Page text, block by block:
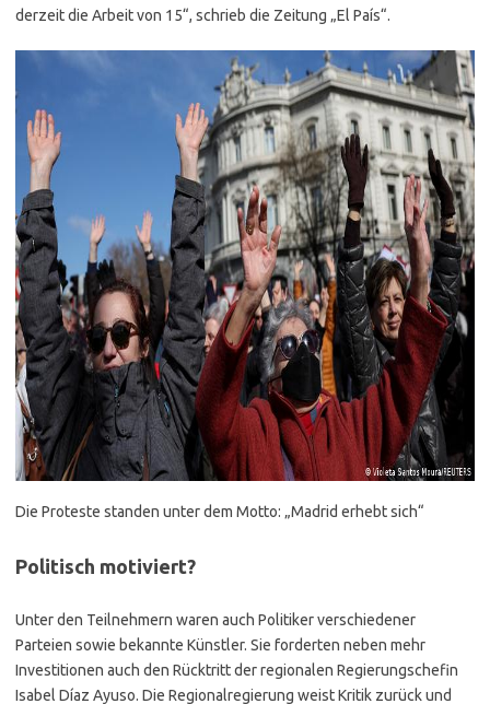
derzeit die Arbeit von 15“, schrieb die Zeitung „El País“.
Die Proteste standen unter dem Motto: „Madrid erhebt sich“
Politisch motiviert?
Unter den Teilnehmern waren auch Politiker verschiedener
Parteien sowie bekannte Künstler. Sie forderten neben mehr
Investitionen auch den Rücktritt der regionalen Regierungschefin
Isabel Díaz Ayuso. Die Regionalregierung weist Kritik zurück und